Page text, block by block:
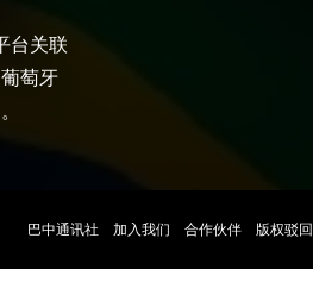
台关联
萄牙
巴中通讯社 加入我们 合作伙伴 版权驳回